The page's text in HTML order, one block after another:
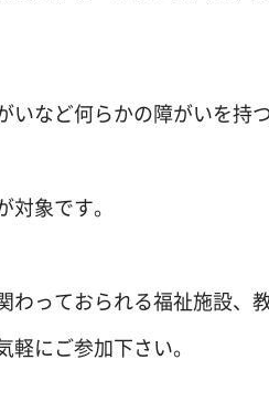
など何らかの障がいを持
象です。
わっておられる福祉施設、
にご参加下さい。